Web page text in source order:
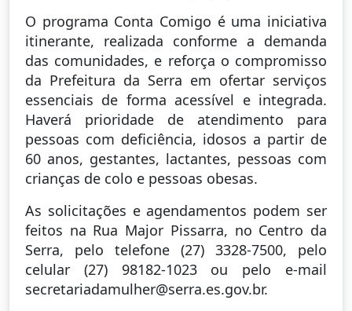
O programa Conta Comigo é uma iniciativa
itinerante, realizada conforme a demanda
das comunidades, e reforça o compromisso
da Prefeitura da Serra em ofertar serviços
essenciais de forma acessível e integrada.
Haverá prioridade de atendimento para
pessoas com deficiência, idosos a partir de
60 anos, gestantes, lactantes, pessoas com
crianças de colo e pessoas obesas.
As solicitações e agendamentos podem ser
feitos na Rua Major Pissarra, no Centro da
Serra, pelo telefone (27) 3328-7500, pelo
celular (27) 98182-1023 ou pelo e-mail
secretariadamulher@serra.es.gov.br.